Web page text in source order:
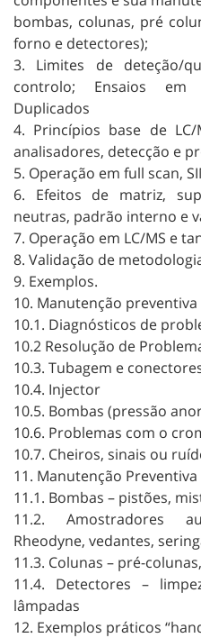
bombas, colunas, pré
forno e detectores);
3. Limites de deteção/
controlo; Ensaios em
Duplicados
4. Princípios base de LC/
analisadores, detecção e
5. Operação em full scan,
6. Efeitos de matriz,
neutras, padrão interno e
7. Operação em LC/MS e
8. Validação de
9. Exemplos.
10. Manutenção preventiva
10.1. Diagnósticos de
10.2 Resolução de
10.3. Tubagem e
10.4. Injector
10.5. Bombas (pressão
10.6. Problemas com o
10.7. Cheiros, sinais ou
11. Manutenção Preventiva
11.1. Bombas – pistões,
11.2. Amostradores
Rheodyne, vedantes,
11.3. Colunas – pré-
11.4. Detectores –
lâmpadas
12. Exemplos práticos